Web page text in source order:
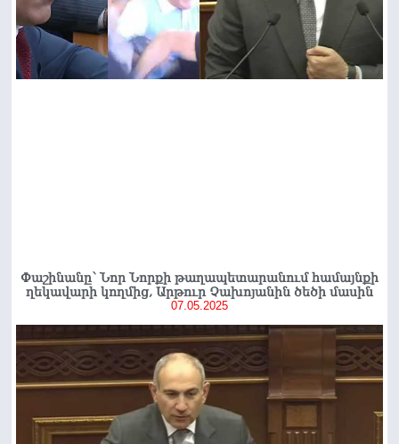
Փաշինանը՝ Նոր Նորքի թաղապետարանում համայնքի
ղեկավարի կողմից, Արթուր Չախոյանին ծեծի մասին
07.05.2025